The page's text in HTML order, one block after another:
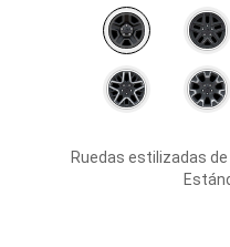
Ruedas estilizadas